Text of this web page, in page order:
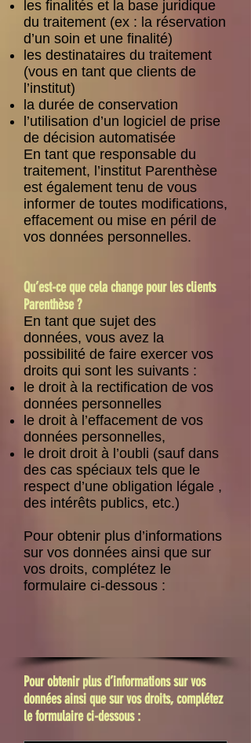
les finalités et la base juridique
du traitement (ex : la réservation
d’un soin et une finalité)
les destinataires du traitement
(vous en tant que clients de
l’institut)
la durée de conservation
l’utilisation d’un logiciel de prise
de décision automatisée
En tant que responsable du
traitement, l’institut Parenthèse
est également tenu de vous
informer de toutes modifications,
effacement ou mise en péril de
vos données personnelles.
Qu’est-ce que cela change pour les clients
Parenthèse ?
En tant que sujet des
données, vous avez la
possibilité de faire exercer vos
droits qui sont les suivants :
le droit à la rectification de vos
données personnelles
le droit à l’effacement de vos
données personnelles,
le droit droit à l’oubli (sauf dans
des cas spéciaux tels que le
respect d’une obligation légale ,
des intérêts publics, etc.)
Pour obtenir plus d’informations
sur vos données ainsi que sur
vos droits, complétez le
formulaire ci-dessous :
Pour obtenir plus d’informations sur vos
données ainsi que sur vos droits, complétez
le formulaire ci-dessous :